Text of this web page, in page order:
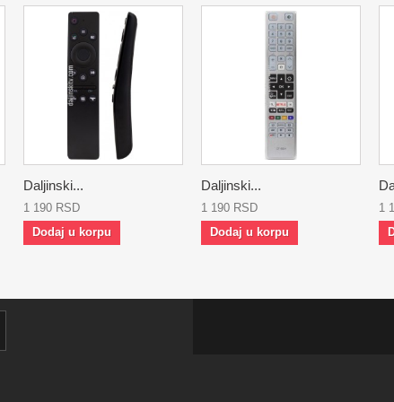
Daljinski...
1 190 RSD
Dodaj u korpu
Daljinski...
1 190 RSD
Dodaj u korpu
1